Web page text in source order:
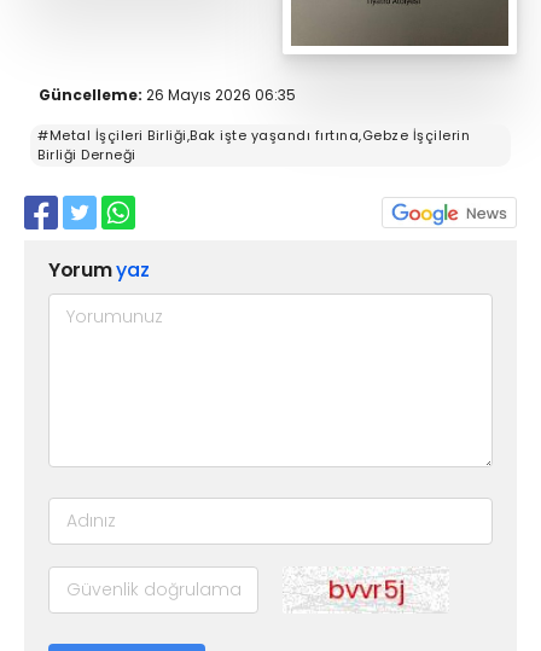
Güncelleme: 26 Mayıs 2026 06:35
#Metal İşçileri Birliği,Bak işte yaşandı fırtına,Gebze İşçilerin
Birliği Derneği
Yorumyaz